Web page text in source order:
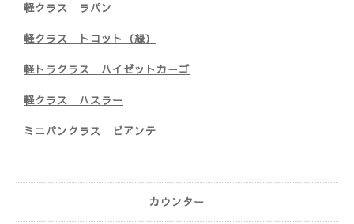
軽クラス ラパン
軽クラス トコット（緑）
軽トラクラス ハイゼットカーゴ
軽クラス ハスラー
ミニバンクラス ビアンテ
カウンター